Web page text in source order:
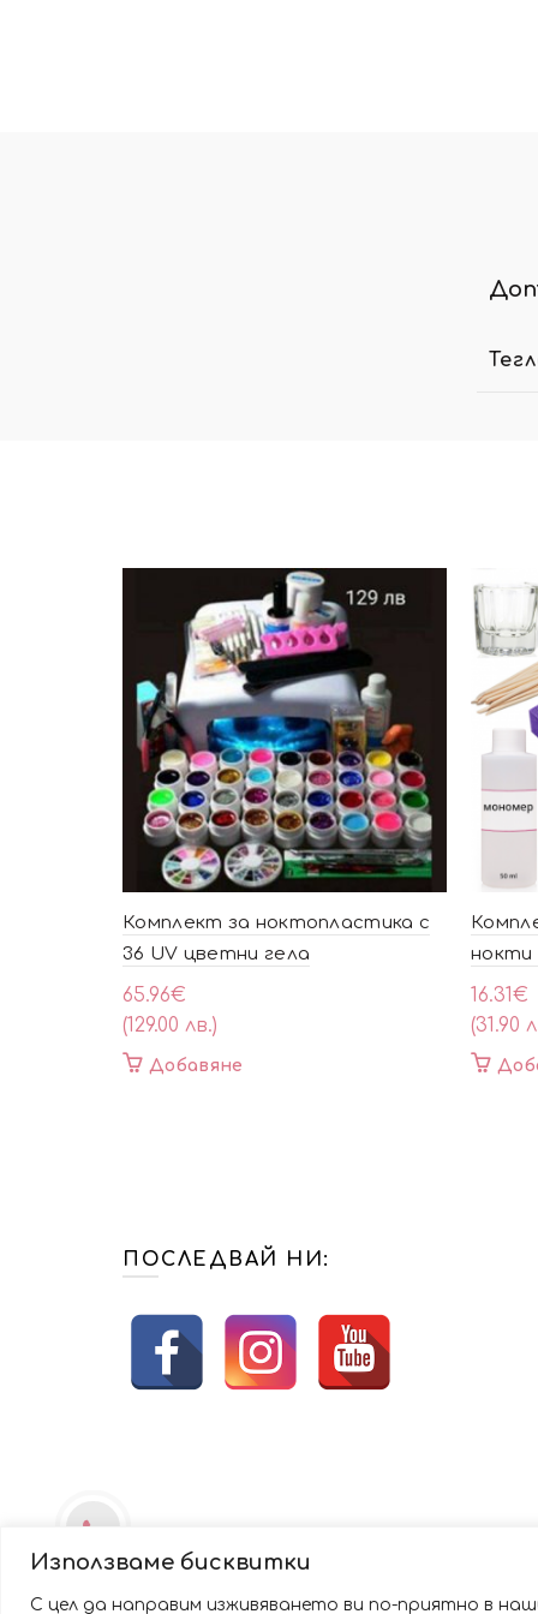
Използваме бисквитки
С цел да направим изживяването ви по-приятно в
Комплект за ноктопластика с
36 UV цветни гела
65.96€
(129.00 лв.)
Добавяне
нокти
16.31€
(31.90
ПОСЛЕДВАЙ НИ: